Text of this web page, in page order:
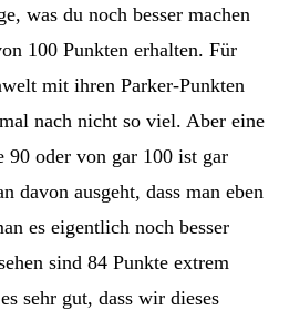
was du noch besser machen
100 Punkten erhalten. Für
mit ihren Parker-Punkten
nach nicht so viel. Aber eine
oder von gar 100 ist gar
davon ausgeht, dass man eben
es eigentlich noch besser
sind 84 Punkte extrem
sehr gut, dass wir dieses